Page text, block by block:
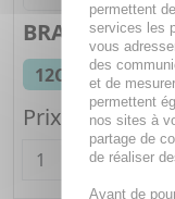
12CH
Tube
Tube
Prix unitaire :
Quantité
permettent
services les
vous
des
et de
permettent
nos sites à
partage de
de réaliser
Avant de